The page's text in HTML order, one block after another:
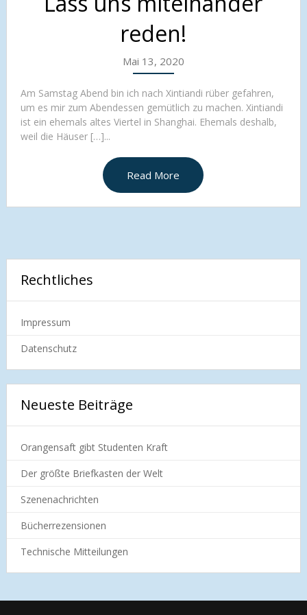
reden!
Mai 13, 2020
Am Samstag Abend bin ich nach Xintiandi rüber gefahren,
um es mir zum Abendessen gemütlich zu machen. Xintiandi
ist ein ehemals altes Viertel in Shanghai. Ehemals deshalb,
weil die Häuser […]...
Read More
Rechtliches
Impressum
Datenschutz
Neueste Beiträge
Orangensaft gibt Studenten Kraft
Der größte Briefkasten der Welt
Szenenachrichten
Bücherrezensionen
Technische Mitteilungen